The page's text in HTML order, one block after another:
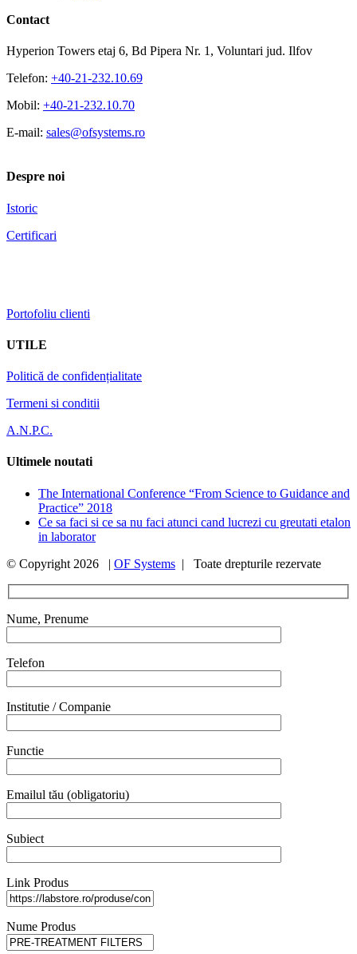
Contact
Hyperion Towers etaj 6, Bd Pipera Nr. 1, Voluntari jud. Ilfov
Telefon: +40-21-232.10.69
Mobil: +40-21-232.10.70
E-mail: sales@ofsystems.ro
Despre noi
Istoric
Certificari
Portofoliu clienti
UTILE
Politică de confidențialitate
Termeni si conditii
A.N.P.C.
Ultimele noutati
The International Conference “From Science to Guidance and
Practice” 2018
Ce sa faci si ce sa nu faci atunci cand lucrezi cu greutati etalon
in laborator
© Copyright 2026 | OF Systems | Toate drepturile rezervate
Nume, Prenume
Telefon
Institutie / Companie
Functie
Emailul tău (obligatoriu)
Subiect
Link Produs
Nume Produs